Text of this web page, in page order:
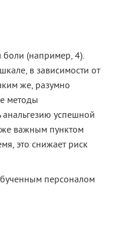
(например, 4).
в зависимости от
же, разумно
методы
успешной
важным пунктом
это снижает риск
персоналом